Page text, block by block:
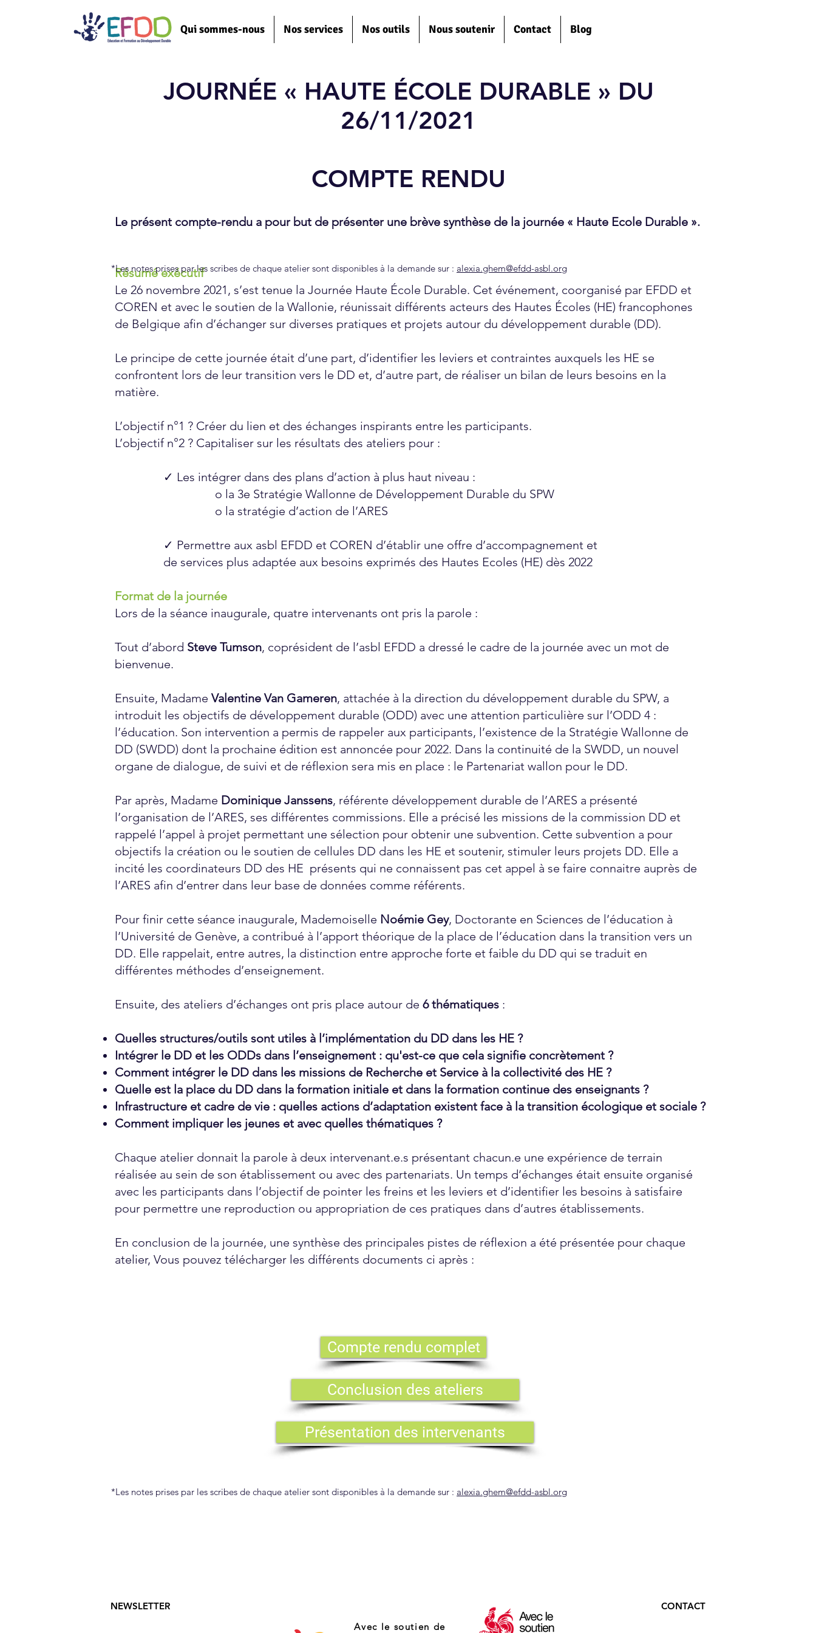
Qui sommes-nous Nos services Nos outils Nous soutenir Contact Blog
JOURNÉE « HAUTE ÉCOLE DURABLE » DU
26/11/2021
COMPTE RENDU
Le présent compte-rendu a pour but de présenter une brève synthèse de la journée « Haute Ecole Durable ».
Résumé exécutif
Le 26 novembre 2021, s’est tenue la Journée Haute École Durable. Cet événement, coorganisé par EFDD et
COREN et avec le soutien de la Wallonie, réunissait différents acteurs des Hautes Écoles (HE) francophones
de Belgique afin d’échanger sur diverses pratiques et projets autour du développement durable (DD).
Le principe de cette journée était d’une part, d’identifier les leviers et contraintes auxquels les HE se
confrontent lors de leur transition vers le DD et, d’autre part, de réaliser un bilan de leurs besoins en la
matière.
L’objectif n°1 ? Créer du lien et des échanges inspirants entre les participants.
L’objectif n°2 ? Capitaliser sur les résultats des ateliers pour :
✓ Les intégrer dans des plans d’action à plus haut niveau :
o la 3e Stratégie Wallonne de Développement Durable du SPW
o la stratégie d’action de l’ARES
✓ Permettre aux asbl EFDD et COREN d’établir une offre d’accompagnement et
de services plus adaptée aux besoins exprimés des Hautes Ecoles (HE) dès 2022
Format de la journée
Lors de la séance inaugurale, quatre intervenants ont pris la parole :
Tout d’abord Steve Tumson, coprésident de l’asbl EFDD a dressé le cadre de la journée avec un mot de
bienvenue.
Ensuite, Madame Valentine Van Gameren, attachée à la direction du développement durable du SPW, a
introduit les objectifs de développement durable (ODD) avec une attention particulière sur l’ODD 4 :
l’éducation. Son intervention a permis de rappeler aux participants, l’existence de la Stratégie Wallonne de
DD (SWDD) dont la prochaine édition est annoncée pour 2022. Dans la continuité de la SWDD, un nouvel
organe de dialogue, de suivi et de réflexion sera mis en place : le Partenariat wallon pour le DD.
Par après, Madame Dominique Janssens, référente développement durable de l’ARES a présenté
l’organisation de l’ARES, ses différentes commissions. Elle a précisé les missions de la commission DD et
rappelé l’appel à projet permettant une sélection pour obtenir une subvention. Cette subvention a pour
objectifs la création ou le soutien de cellules DD dans les HE et soutenir, stimuler leurs projets DD. Elle a
incité les coordinateurs DD des HE présents qui ne connaissent pas cet appel à se faire connaitre auprès de
l’ARES afin d’entrer dans leur base de données comme référents.
Pour finir cette séance inaugurale, Mademoiselle Noémie Gey, Doctorante en Sciences de l’éducation à
l’Université de Genève, a contribué à l’apport théorique de la place de l’éducation dans la transition vers un
DD. Elle rappelait, entre autres, la distinction entre approche forte et faible du DD qui se traduit en
différentes méthodes d’enseignement.
Ensuite, des ateliers d’échanges ont pris place autour de 6 thématiques :
Quelles structures/outils sont utiles à l’implémentation du DD dans les HE ?
Intégrer le DD et les ODDs dans l’enseignement : qu'est-ce que cela signifie concrètement ?
Comment intégrer le DD dans les missions de Recherche et Service à la collectivité des HE ?
Quelle est la place du DD dans la formation initiale et dans la formation continue des enseignants ?
Infrastructure et cadre de vie : quelles actions d’adaptation existent face à la transition écologique et sociale ?
Comment impliquer les jeunes et avec quelles thématiques ?
Chaque atelier donnait la parole à deux intervenant.e.s présentant chacun.e une expérience de terrain
réalisée au sein de son établissement ou avec des partenariats. Un temps d’échanges était ensuite organisé
avec les participants dans l’objectif de pointer les freins et les leviers et d’identifier les besoins à satisfaire
pour permettre une reproduction ou appropriation de ces pratiques dans d’autres établissements.
En conclusion de la journée, une synthèse des principales pistes de réflexion a été présentée pour chaque
atelier, Vous pouvez télécharger les différents documents ci après :
*Les notes prises par les scribes de chaque atelier sont disponibles à la demande sur : alexia.ghem@efdd-asbl.org
Compte rendu complet
Conclusion des ateliers
Présentation des intervenants
*Les notes prises par les scribes de chaque atelier sont disponibles à la demande sur : alexia.ghem@efdd-asbl.org
NEWSLETTER
Avec le soutien de
CONTACT